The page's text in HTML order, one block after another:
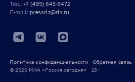
Тел.: +7 (495) 645-6472
E-mail: pressria@ria.ru
Политика конфиденциальности
Обратная связь
© 2026 МИА «Россия сегодня» 18+